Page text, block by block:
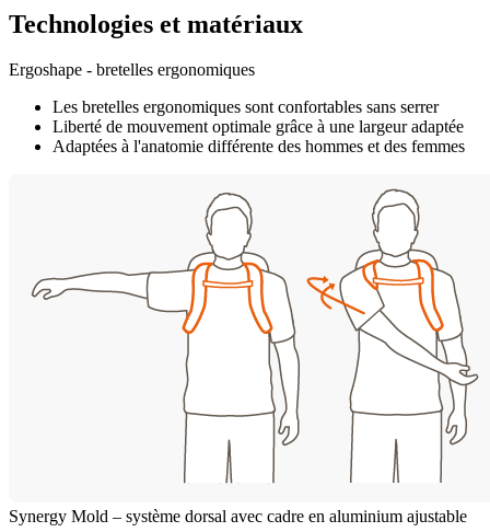
Technologies et matériaux
Ergoshape - bretelles ergonomiques
Les bretelles ergonomiques sont confortables sans serrer
Liberté de mouvement optimale grâce à une largeur adaptée
Adaptées à l'anatomie différente des hommes et des femmes
Synergy Mold – système dorsal avec cadre en aluminium ajustable